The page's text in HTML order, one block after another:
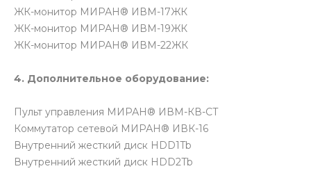
ЖК-монитор МИРАН® ИВМ-17ЖК
ЖК-монитор МИРАН® ИВМ-19ЖК
ЖК-монитор МИРАН® ИВМ-22ЖК
4. Дополнительное оборудование:
Пульт управления МИРАН® ИВМ-КВ-СТ
Коммутатор сетевой МИРАН® ИВК-16
Внутренний жесткий диск HDD1Tb
Внутренний жесткий диск HDD2Tb